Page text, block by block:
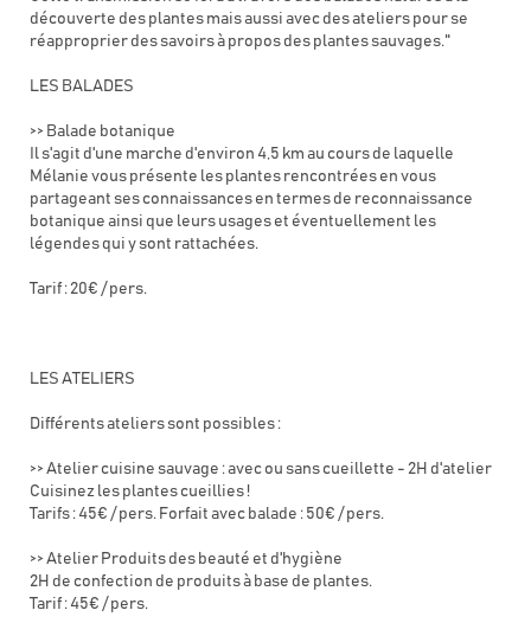
découverte des plantes mais aussi avec des ateliers pour se
réapproprier des savoirs à propos des plantes sauvages."
LES BALADES
>> Balade botanique
Il s'agit d'une marche d'environ 4,5 km au cours de laquelle
Mélanie vous présente les plantes rencontrées en vous
partageant ses connaissances en termes de reconnaissance
botanique ainsi que leurs usages et éventuellement les
légendes qui y sont rattachées.
Tarif : 20€ / pers.
LES ATELIERS
Différents ateliers sont possibles :
>> Atelier cuisine sauvage : avec ou sans cueillette - 2H d'atelier
Cuisinez les plantes cueillies !
Tarifs : 45€ / pers. Forfait avec balade : 50€ / pers.
>> Atelier Produits des beauté et d'hygiène
2H de confection de produits à base de plantes.
Tarif : 45€ / pers.